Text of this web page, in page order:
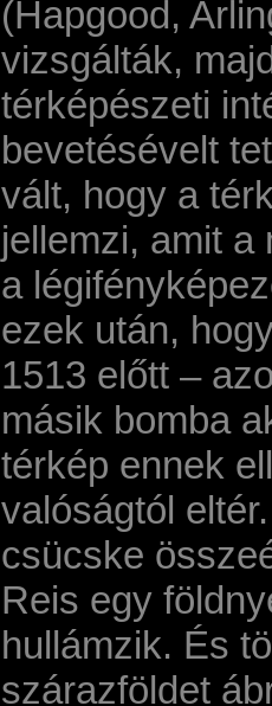
(Hapgood,
vizsgálták,
térképészeti
bevetésévelt
vált, hogy a
jellemzi, amit a
a
ezek után,
1513 előtt –
másik bomba
térkép ennek
valóságtól
csücske
Reis egy
hullámzik. És
szárazföldet